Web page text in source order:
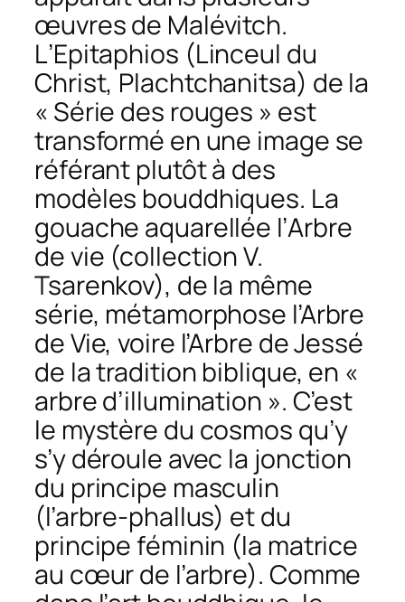
œuvres de Malévitch.
L’Epitaphios (Linceul du
Christ, Plachtchanitsa) de la
« Série des rouges » est
transformé en une image se
référant plutôt à des
modèles bouddhiques. La
gouache aquarellée l’Arbre
de vie (collection V.
Tsarenkov), de la même
série, métamorphose l’Arbre
de Vie, voire l’Arbre de Jessé
de la tradition biblique, en «
arbre d’illumination ». C’est
le mystère du cosmos qu’y
s’y déroule avec la jonction
du principe masculin
(l’arbre-phallus) et du
principe féminin (la matrice
au cœur de l’arbre). Comme